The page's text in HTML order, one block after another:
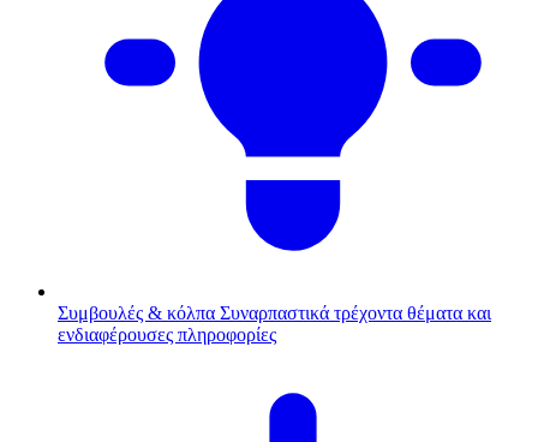
Συμβουλές & κόλπα Συναρπαστικά τρέχοντα θέματα και
ενδιαφέρουσες πληροφορίες